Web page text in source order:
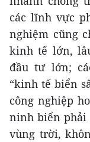
các lĩnh vực
nghiệm cũng
kinh tế lớn,
đầu tư lớn;
“kinh tế biển
công nghiệp
ninh biển phải
vùng trời,